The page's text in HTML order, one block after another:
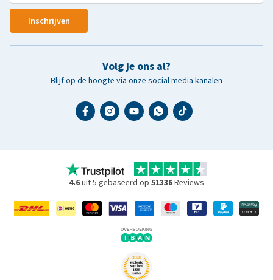
Inschrijven
Volg je ons al?
Blijf op de hoogte via onze social media kanalen
4.6uit 5 gebaseerd op 51336Reviews